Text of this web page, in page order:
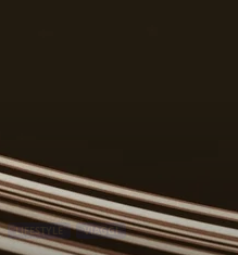
LIFESTYLE VIAGGI